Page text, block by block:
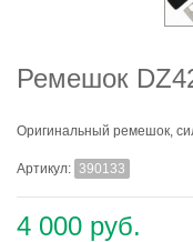
Ремешок
Оригинальный ремешок,
Артикул: 390133
4 000 руб.